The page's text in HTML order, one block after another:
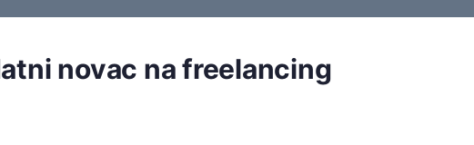
novac na freelancing